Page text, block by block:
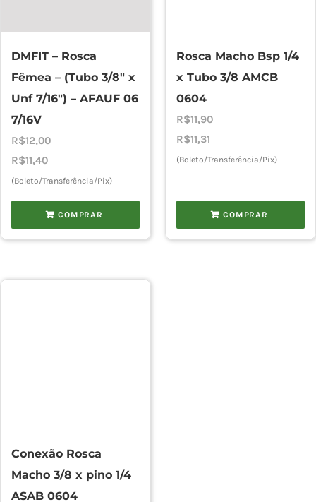
DMFIT – Rosca
Fêmea – (Tubo 3/8″ x
Unf 7/16″) – AFAUF 06
7/16V
R$12,00
R$11,40
(Boleto/Transferência/Pix)
COMPRAR
Rosca Macho Bsp 1/4
x Tubo 3/8 AMCB
0604
R$11,90
R$11,31
(Boleto/Transferência/Pix)
COMPRAR
Conexão Rosca
Macho 3/8 x pino 1/4
ASAB 0604